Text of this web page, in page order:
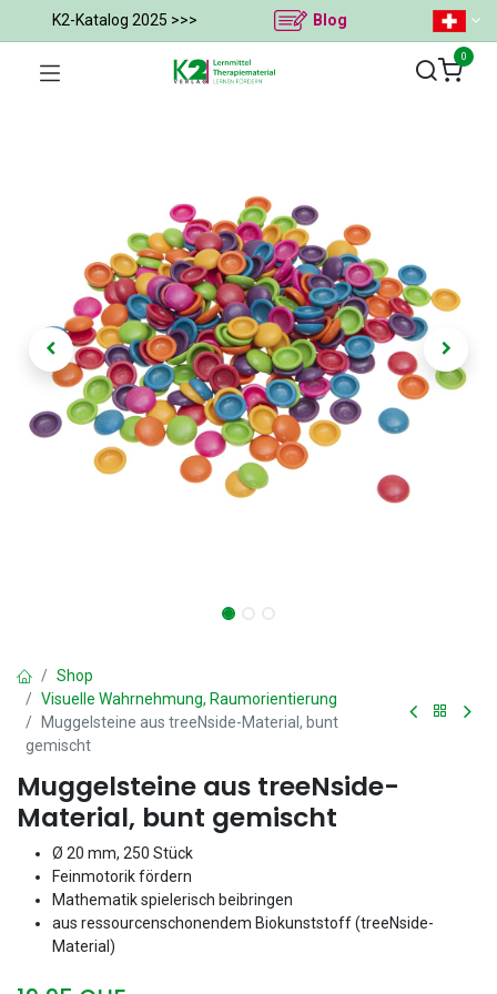
K2-Katalog 2025 >>> Blog
0
Shop
Visuelle Wahrnehmung, Raumorientierung
Muggelsteine aus treeNside-Material, bunt
gemischt
Muggelsteine aus treeNside-
Material, bunt gemischt
Ø 20 mm, 250 Stück
Feinmotorik fördern
Mathematik spielerisch beibringen
aus ressourcenschonendem Biokunststoff (treeNside-
Material)